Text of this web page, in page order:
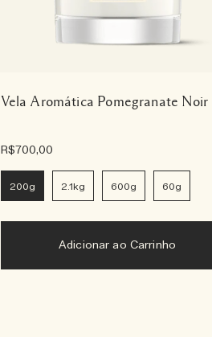
Vela Aromática Pomegranate Noir
R$700,00
200g 2.1kg 600g 60g
Adicionar ao Carrinho